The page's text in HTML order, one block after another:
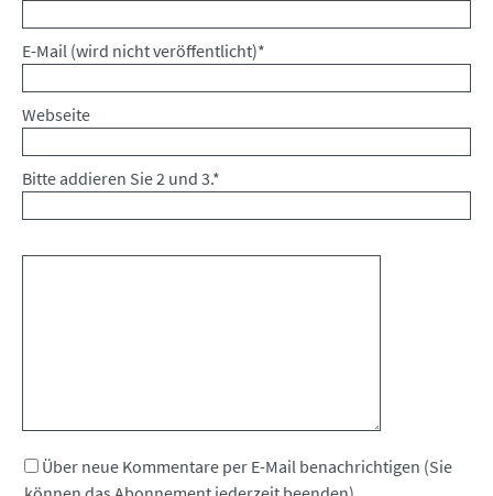
Pflichtfeld
E-Mail (wird nicht veröffentlicht)*
Webseite
Bitte addieren Sie 2 und 3.*
Über neue Kommentare per E-Mail benachrichtigen (Sie